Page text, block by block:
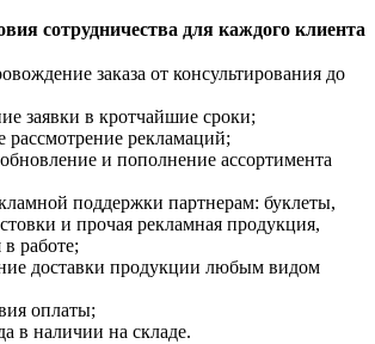
сотрудничества для каждого клиента
заказа от консультирования до
заявки в кротчайшие сроки;
рассмотрение рекламаций;
и пополнение ассортимента
поддержки партнерам: буклеты,
и прочая рекламная продукция,
работе;
доставки продукции любым видом
оплаты;
в наличии на складе.